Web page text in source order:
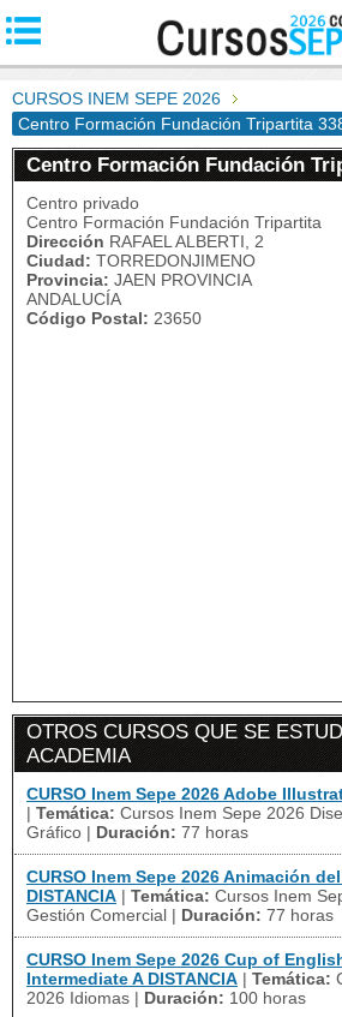
CURSOS INEM SEPE 2026
Centro Formación Fundación Tripartita
Centro Formación Fundación
Centro privado
Centro Formación Fundación Tripartita
Dirección RAFAEL ALBERTI, 2
Ciudad: TORREDONJIMENO
Provincia: JAEN PROVINCIA
ANDALUCÍA
Código Postal: 23650
OTROS CURSOS QUE SE
ACADEMIA
CURSO Inem Sepe 2026 Adobe
| Temática: Cursos Inem Sepe 2026
Gráfico | Duración: 77 horas
CURSO Inem Sepe 2026 Animación
DISTANCIA | Temática: Cursos Inem
Gestión Comercial | Duración: 77 horas
CURSO Inem Sepe 2026 Cup of
Intermediate A DISTANCIA | Temática:
2026 Idiomas | Duración: 100 horas